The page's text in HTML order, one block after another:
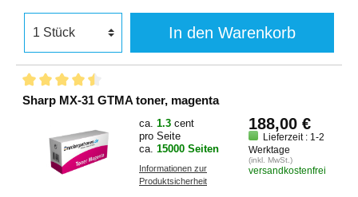
In den Warenkorb
Sharp MX-31 GTMA toner, magenta
ca. 1.3 cent
pro Seite
ca. 15000 Seiten
Informationen zur
Produktsicherheit
188,00 €
Lieferzeit : 1-2
Werktage
(inkl. MwSt.)
versandkostenfrei